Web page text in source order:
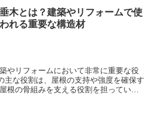
検を行うことで、効果的な明り採りを維
、スカイライトにはUVカットや断熱効
適切な選択をすることも大切です。
入れることで室内の明るさや快適さを
ギー効率の向上や環境への配慮にも貢
は、心地よい空間を作り出すことがで
価であり、施工も比較的容易なため、
す。 CBの利点の一つは、
リートは高温に耐える性質があり、火
役割を果たします。そのため、CBを
ることができます。 また、CBは
クリートは熱を伝えにくい性質があ
する効果があります。これにより、建
とができ、エネルギー効率の向上にもつ
垂木とは？建築やリフォームで使
われる重要な構造材
主な役割は、屋根の支持や強度を確保す